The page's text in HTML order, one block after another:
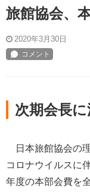
旅館協会、
2020年3月30日
次期会長
日本旅館協会の
コロナウイルスに
年度の本部会費を